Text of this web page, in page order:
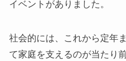
イベントがありました。
社会的には、これから定年
て家庭を支えるのが当たり